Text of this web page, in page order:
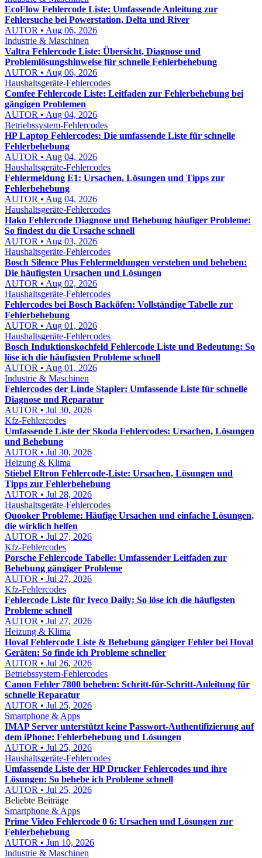
EcoFlow Fehlercode Liste: Umfassende Anleitung zur
Fehlersuche bei Powerstation, Delta und River
AUTOR • Aug 06, 2026
Industrie & Maschinen
Valtra Fehlercode Liste: Übersicht, Diagnose und
Problemlösungshinweise für schnelle Fehlerbehebung
AUTOR • Aug 06, 2026
Haushaltsgeräte-Fehlercodes
Comfee Fehlercode Liste: Leitfaden zur Fehlerbehebung bei
gängigen Problemen
AUTOR • Aug 04, 2026
Betriebssystem-Fehlercodes
HP Laptop Fehlercodes: Die umfassende Liste für schnelle
Fehlerbehebung
AUTOR • Aug 04, 2026
Haushaltsgeräte-Fehlercodes
Fehlermeldung E1: Ursachen, Lösungen und Tipps zur
Fehlerbehebung
AUTOR • Aug 04, 2026
Haushaltsgeräte-Fehlercodes
Hako Fehlercode Diagnose und Behebung häufiger Probleme:
So findest du die Ursache schnell
AUTOR • Aug 03, 2026
Haushaltsgeräte-Fehlercodes
Bosch Silence Plus Fehlermeldungen verstehen und beheben:
Die häufigsten Ursachen und Lösungen
AUTOR • Aug 02, 2026
Haushaltsgeräte-Fehlercodes
Fehlercodes bei Bosch Backöfen: Vollständige Tabelle zur
Fehlerbehebung
AUTOR • Aug 01, 2026
Haushaltsgeräte-Fehlercodes
Bosch Induktionskochfeld Fehlercode Liste und Bedeutung: So
löse ich die häufigsten Probleme schnell
AUTOR • Aug 01, 2026
Industrie & Maschinen
Fehlercodes der Linde Stapler: Umfassende Liste für schnelle
Diagnose und Reparatur
AUTOR • Jul 30, 2026
Kfz-Fehlercodes
Umfassende Liste der Skoda Fehlercodes: Ursachen, Lösungen
und Behebung
AUTOR • Jul 30, 2026
Heizung & Klima
Stiebel Eltron Fehlercode-Liste: Ursachen, Lösungen und
Tipps zur Fehlerbehebung
AUTOR • Jul 28, 2026
Haushaltsgeräte-Fehlercodes
Quooker Probleme: Häufige Ursachen und einfache Lösungen,
die wirklich helfen
AUTOR • Jul 27, 2026
Kfz-Fehlercodes
Porsche Fehlercode Tabelle: Umfassender Leitfaden zur
Behebung gängiger Probleme
AUTOR • Jul 27, 2026
Kfz-Fehlercodes
Fehlercode Liste für Iveco Daily: So löse ich die häufigsten
Probleme schnell
AUTOR • Jul 27, 2026
Heizung & Klima
Hoval Fehlercode Liste & Behebung gängiger Fehler bei Hoval
Geräten: So finde ich Probleme schneller
AUTOR • Jul 26, 2026
Betriebssystem-Fehlercodes
Canon Fehler 7800 beheben: Schritt-für-Schritt-Anleitung für
schnelle Reparatur
AUTOR • Jul 25, 2026
Smartphone & Apps
IMAP Server unterstützt keine Passwort-Authentifizierung auf
dem iPhone: Fehlerbehebung und Lösungen
AUTOR • Jul 25, 2026
Haushaltsgeräte-Fehlercodes
Umfassende Liste der HP Drucker Fehlercodes und ihre
Lösungen: So behebe ich Probleme schnell
AUTOR • Jul 25, 2026
Beliebte Beiträge
Smartphone & Apps
Prime Video Fehlercode 0 6: Ursachen und Lösungen zur
Fehlerbehebung
AUTOR • Jun 10, 2026
Industrie & Maschinen